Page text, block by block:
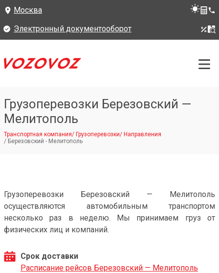
Москва
Электронный документооборот
Грузоперевозки Березовский —
Мелитополь
Транспортная компания/ Грузоперевозки/ Направления
/ Березовский - Мелитополь
Грузоперевозки Березовский — Мелитополь
осуществляются автомобильным транспортом
несколько раз в неделю. Мы принимаем груз от
физических лиц и компаний.
Срок доставки
Расписание рейсов Березовский — Мелитополь